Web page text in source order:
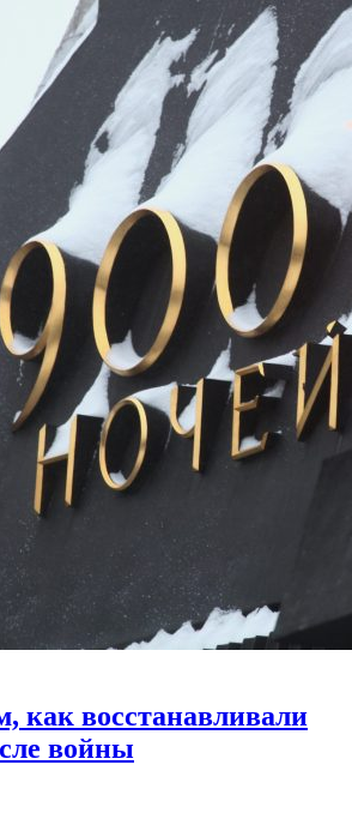
как восстанавливали
войны